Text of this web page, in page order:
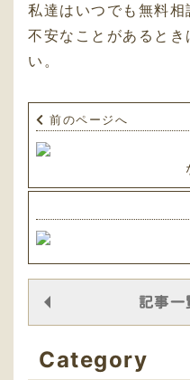
私達はいつでも無料
不安なことがあると
い。
前のページへ
記事一
Category